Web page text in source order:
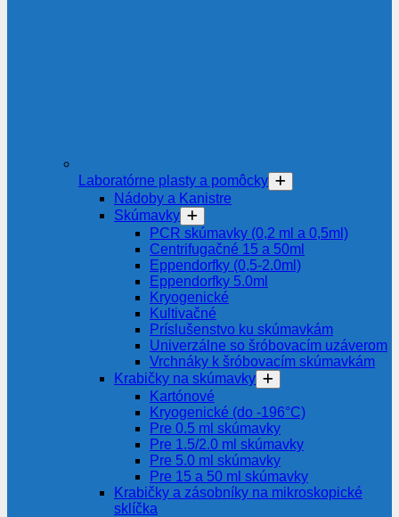
Laboratórne plasty a pomôcky
Nádoby a Kanistre
Skúmavky
PCR skúmavky (0,2 ml a 0,5ml)
Centrifugačné 15 a 50ml
Eppendorfky (0,5-2.0ml)
Eppendorfky 5.0ml
Kryogenické
Kultivačné
Príslušenstvo ku skúmavkám
Univerzálne so šróbovacím uzáverom
Vrchnáky k šróbovacím skúmavkám
Krabičky na skúmavky
Kartónové
Kryogenické (do -196°C)
Pre 0.5 ml skúmavky
Pre 1.5/2.0 ml skúmavky
Pre 5.0 ml skúmavky
Pre 15 a 50 ml skúmavky
Krabičky a zásobníky na mikroskopické
sklíčka